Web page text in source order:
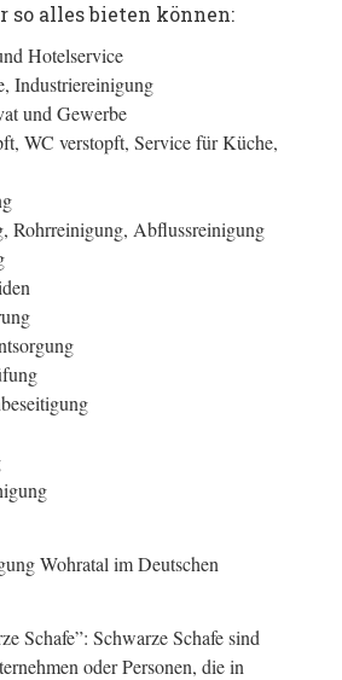
so alles bieten können:
Hotelservice
Industriereinigung
und Gewerbe
WC verstopft, Service für Küche,
Rohrreinigung, Abflussreinigung
Wohratal im Deutschen
Schafe”: Schwarze Schafe sind
oder Personen, die in